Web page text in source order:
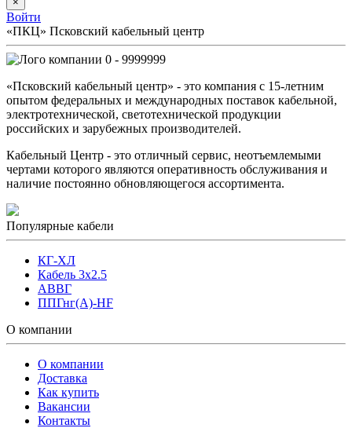
Войти
«ПКЦ» Псковский кабельный центр
0 - 9999999
«Псковский кабельный центр» - это компания с 15-летним
опытом федеральных и международных поставок кабельной,
электротехнической, светотехнической продукции
российских и зарубежных производителей.
Кабельный Центр - это отличный сервис, неотъемлемыми
чертами которого являются оперативность обслуживания и
наличие постоянно обновляющегося ассортимента.
Популярные кабели
КГ-ХЛ
Кабель 3x2.5
АВВГ
ППГнг(А)-HF
О компании
О компании
Доставка
Как купить
Вакансии
Контакты